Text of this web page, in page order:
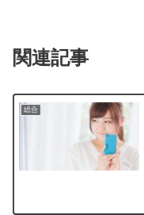
関連記事
総合